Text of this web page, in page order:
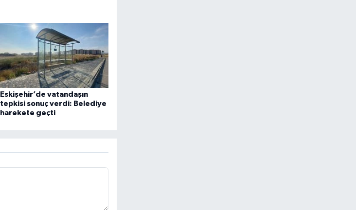
Eskişehir’de vatandaşın
tepkisi sonuç verdi: Belediye
harekete geçti